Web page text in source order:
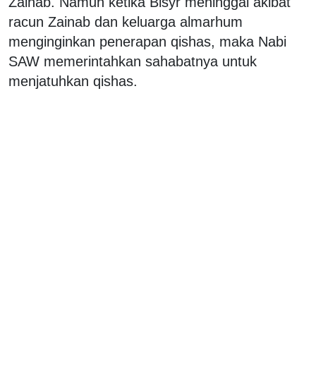
racun Zainab dan keluarga almarhum
menginginkan penerapan qishas, maka Nabi
SAW memerintahkan sahabatnya untuk
menjatuhkan qishas.